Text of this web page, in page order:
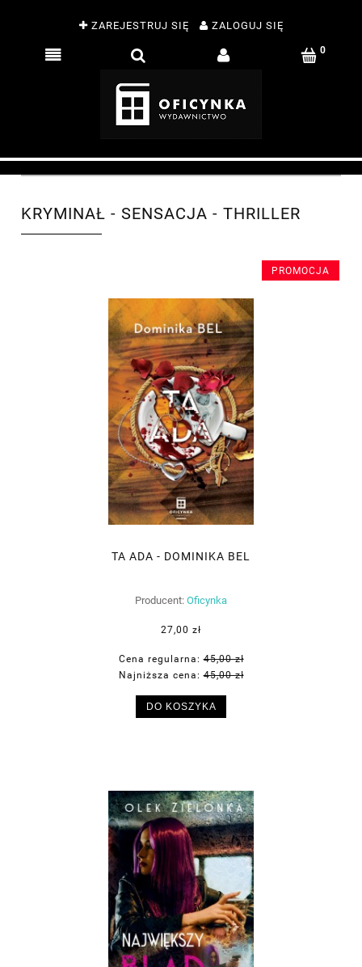
ZAREJESTRUJ SIĘ ZALOGUJ SIĘ
KRYMINAŁ - SENSACJA - THRILLER
TA ADA - DOMINIKA BEL
Producent: Oficynka
27,00 zł
Cena regularna:45,00 zł
Najniższa cena:45,00 zł
DO KOSZYKA
PROMOCJA